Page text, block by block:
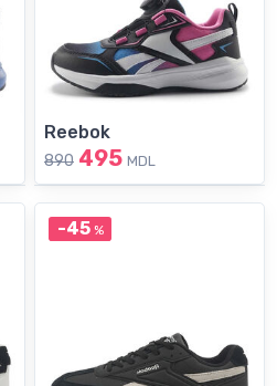
Reebok
890 495 MDL
-45%